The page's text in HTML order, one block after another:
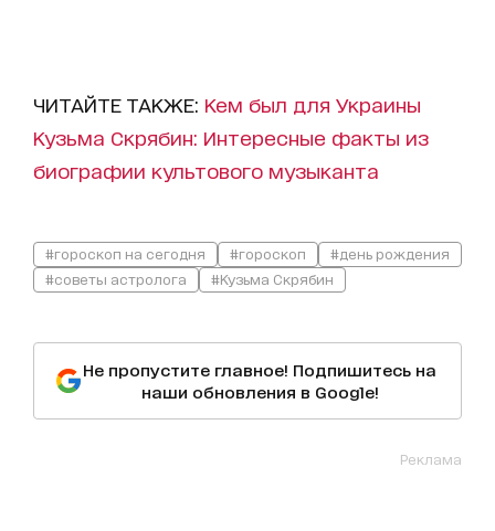
ЧИТАЙТЕ ТАКЖЕ: Кем был для Украины
Кузьма Скрябин: Интересные факты из
биографии культового музыканта
#гороскоп на сегодня #гороскоп
#день рождения
#советы астролога
#Кузьма Скрябин
Не пропустите главное! Подпишитесь на
наши обновления в Google!
Реклама